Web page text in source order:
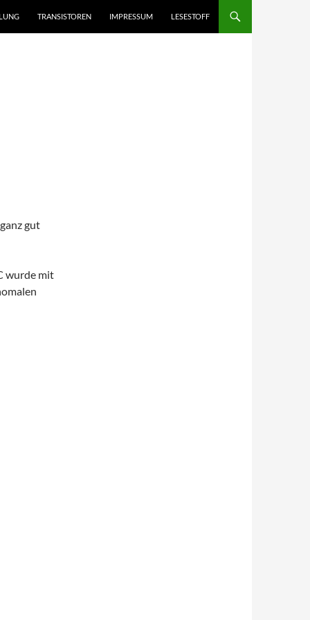
TRANSISTOREN IMPRESSUM LESESTOFF
gut
wurde mit